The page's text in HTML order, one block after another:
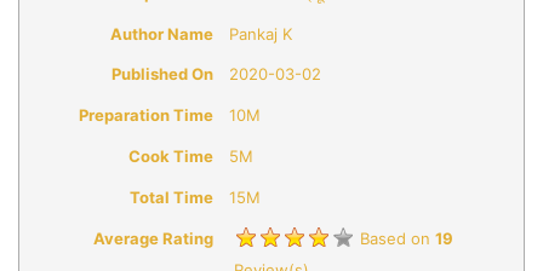
Author Name Pankaj K
Published On 2020-03-02
Preparation Time 10M
Cook Time 5M
Total Time 15M
Average Rating Based on 19